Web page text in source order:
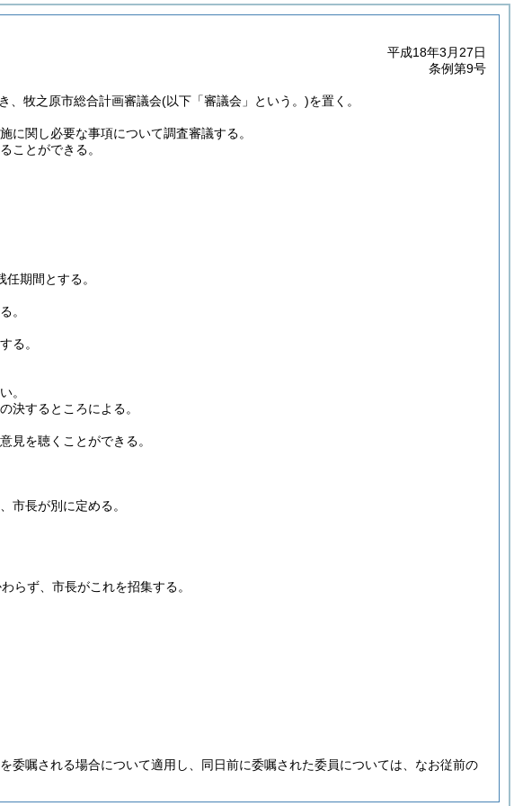
平成18年3月27日
条例第9号
、牧之原市総合計画審議会(以下「審議会」という。)を置く。
に関し必要な事項について調査審議する。
ことができる。
期間とする。
。
る。
。
決するところによる。
見を聴くことができる。
市長が別に定める。
らず、市長がこれを招集する。
委嘱される場合について適用し、同日前に委嘱された委員については、なお従前の